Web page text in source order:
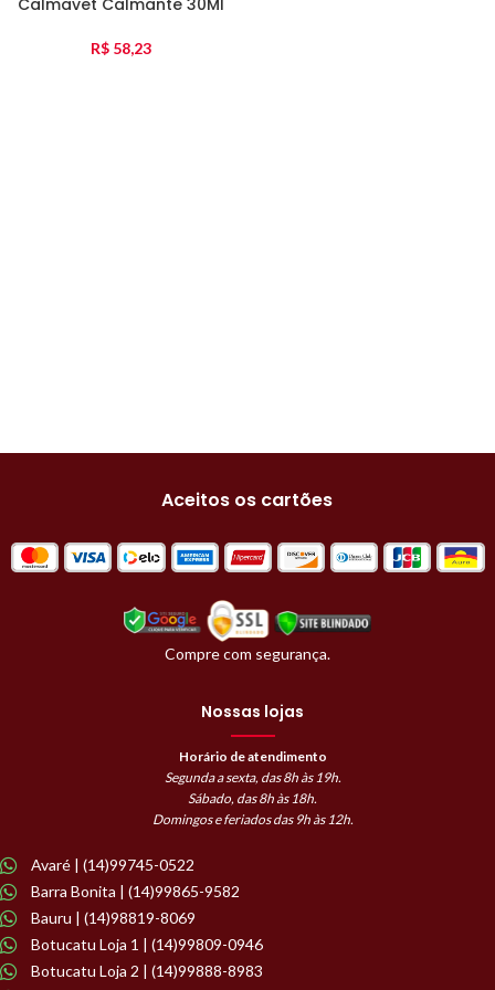
Calmavet Calmante 30Ml
R$ 58,23
Aceitos os cartões
Compre com segurança.
Nossas lojas
Horário de atendimento
Segunda a sexta, das 8h às 19h.
Sábado, das 8h às 18h.
Domingos e feriados das 9h às 12h.
Avaré | (14)99745-0522
Barra Bonita | (14)99865-9582
Bauru | (14)98819-8069
Botucatu Loja 1 | (14)99809-0946
Botucatu Loja 2 | (14)99888-8983